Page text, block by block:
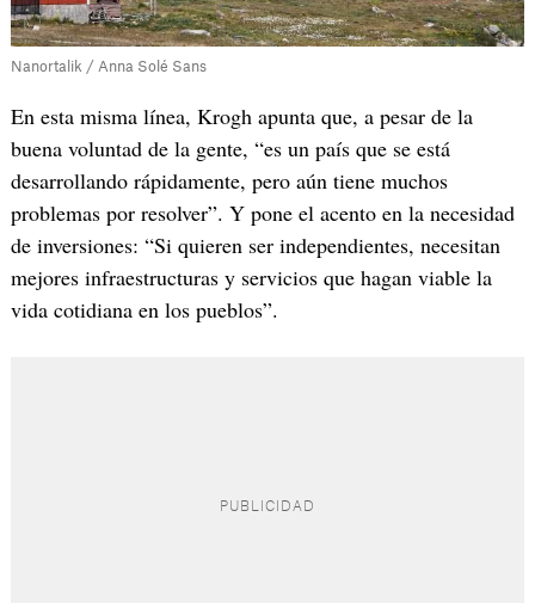
Nanortalik / Anna Solé Sans
En esta misma línea, Krogh apunta que, a pesar de la
buena voluntad de la gente, “es un país que se está
desarrollando rápidamente, pero aún tiene muchos
problemas por resolver”. Y pone el acento en la necesidad
de inversiones: “Si quieren ser independientes, necesitan
mejores infraestructuras y servicios que hagan viable la
vida cotidiana en los pueblos”.